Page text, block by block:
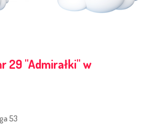
29 ''Admirałki'' w
53